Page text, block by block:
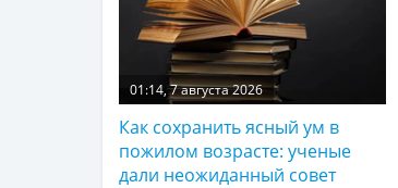
01:14, 7 августа 2026
Как сохранить ясный ум в
пожилом возрасте: ученые
дали неожиданный совет